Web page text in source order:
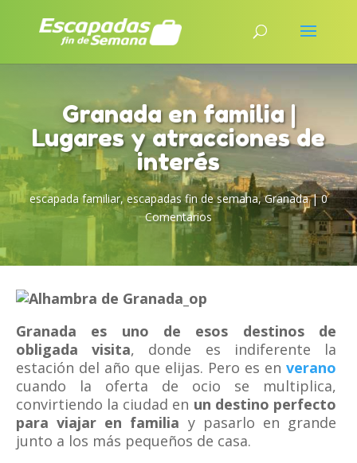
Granada en familia |
Lugares y atracciones de
interés
escapada familiar,escapadas fin de semana,Granada|0
Comentarios
Granada es uno de esos destinos de
obligada visita, donde es indiferente la
estación del año que elijas. Pero es en verano
cuando la oferta de ocio se multiplica,
convirtiendo la ciudad en un destino perfecto
para viajar en familia y pasarlo en grande
junto a los más pequeños de casa.